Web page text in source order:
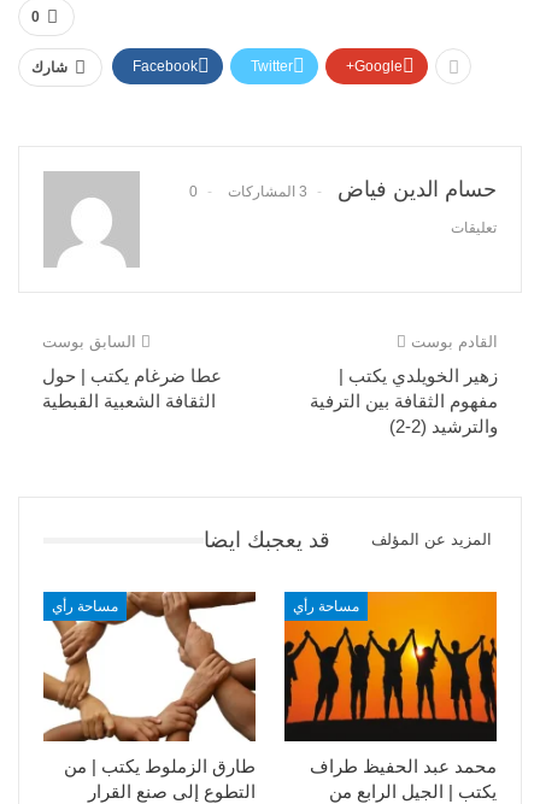
0
شارك Facebook Twitter Google+
حسام الدين فياض 3 المشاركات 0
تعليقات
السابق بوست
عطا ضرغام يكتب | حول
الثقافة الشعبية القبطية
القادم بوست
زهير الخويلدي يكتب |
مفهوم الثقافة بين الترفية
والترشيد (2-2)
قد يعجبك ايضا المزيد عن المؤلف
مساحة رأي
طارق الزملوط يكتب | من
التطوع إلى صنع القرار
مساحة رأي
محمد عبد الحفيظ طراف
يكتب | الجيل الرابع من